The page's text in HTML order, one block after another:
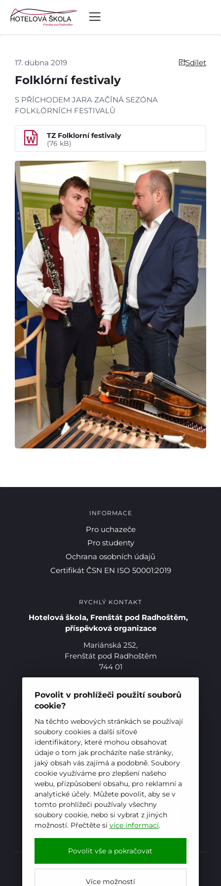
Povolit v prohlížeči použití souborů
cookie?
Na těchto webových stránkách se používají
soubory cookies a další síťové
identifikátory, které mohou obsahovat
údaje o tom jak procházíte naše stránky,
jaký obsah vás zajímá a podobně. Soubory
cookie využíváme pro zlepšení našeho
webu, přizpůsobení obsahu, pro reklamní a
analytické účely. Můžete povolit, aby se v
tomto prohlížeči používaly všechny
soubory cookie, nebo si vybrat z jiných
možností. Přečtěte si více informací.
Povolit vše a pokračovat
Více možností
Úvod
Aktuálně
Škola
Studium
Projekty
Foto
Video a audio
Virtuální prohlídka
Kontakty
Pro studenty
Pro uchazeče
17. dubna 2019 Sdílet
E-mail WhatsAppFacebook
Folklórní festivaly
S PŘÍCHODEM JARA ZAČÍNÁ SEZÓNA
FOLKLÓRNÍCH FESTIVALŮ
TZ Folklorní festivaly
(76 kB)
INFORMACE
Pro uchazeče
Pro studenty
Ochrana osobních údajů
Certifikát ČSN EN ISO 50001:2019
RYCHLÝ KONTAKT
Hotelová škola, Frenštát pod Radhoštěm,
příspěvková organizace
Mariánská 252,
Frenštát pod Radhoštěm
744 01
E-mail:sekretariat@hotelovkafren.cz
Datová schránka: bc5jrez
IČ: 00576441
ZŘIZOVATEL
Hotelová škola, Frenštát pod Radhoštěm je
příspěvkovou organizací zřizovanou
Moravskoslezským krajem